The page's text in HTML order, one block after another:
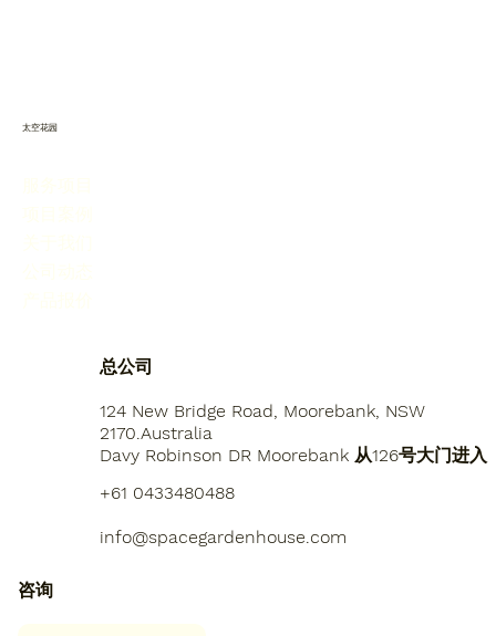
太空花园
总公司
124 New Bridge Road, Moorebank, NSW
2170.Australia
Davy Robinson DR Moorebank 从126号大门进入
+61 0433480488
info@spacegardenhouse.com
咨询